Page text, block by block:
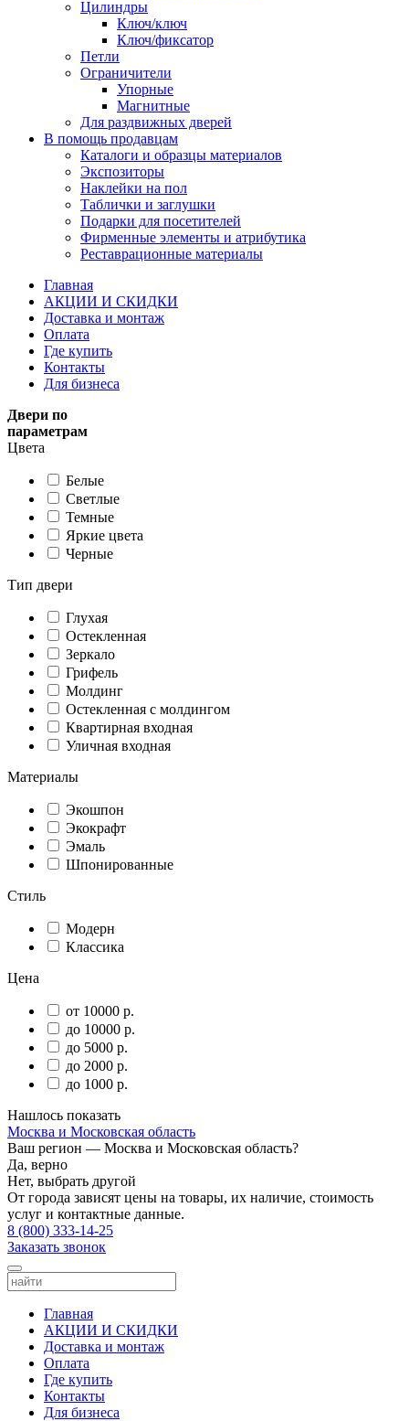
Цилиндры
Ключ/ключ
Ключ/фиксатор
Петли
Ограничители
Упорные
Магнитные
Для раздвижных дверей
В помощь продавцам
Каталоги и образцы материалов
Экспозиторы
Наклейки на пол
Таблички и заглушки
Подарки для посетителей
Фирменные элементы и атрибутика
Реставрационные материалы
Главная
АКЦИИ И СКИДКИ
Доставка и монтаж
Оплата
Где купить
Контакты
Для бизнеса
Двери по
параметрам
Цвета
Белые
Светлые
Темные
Яркие цвета
Черные
Тип двери
Глухая
Остекленная
Зеркало
Грифель
Молдинг
Остекленная с молдингом
Квартирная входная
Уличная входная
Материалы
Экошпон
Экокрафт
Эмаль
Шпонированные
Стиль
Модерн
Классика
Цена
от 10000 р.
до 10000 р.
до 5000 р.
до 2000 р.
до 1000 р.
Нашлось показать
Москва и Московская область
Ваш регион — Москва и Московская область?
Да, верно
Нет, выбрать другой
От города зависят цены на товары, их наличие, стоимость
услуг и контактные данные.
8 (800) 333-14-25
Заказать звонок
Главная
АКЦИИ И СКИДКИ
Доставка и монтаж
Оплата
Где купить
Контакты
Для бизнеса